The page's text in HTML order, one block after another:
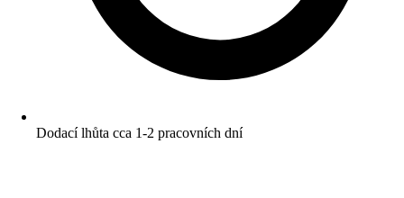
Dodací lhůta cca 1-2 pracovních dní